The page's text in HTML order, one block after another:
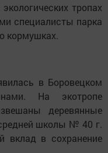
тропах
специалисты парка
кормушках.
в Боровецком
На экотропе
деревянные
школы № 40 г.
вклад в сохранение